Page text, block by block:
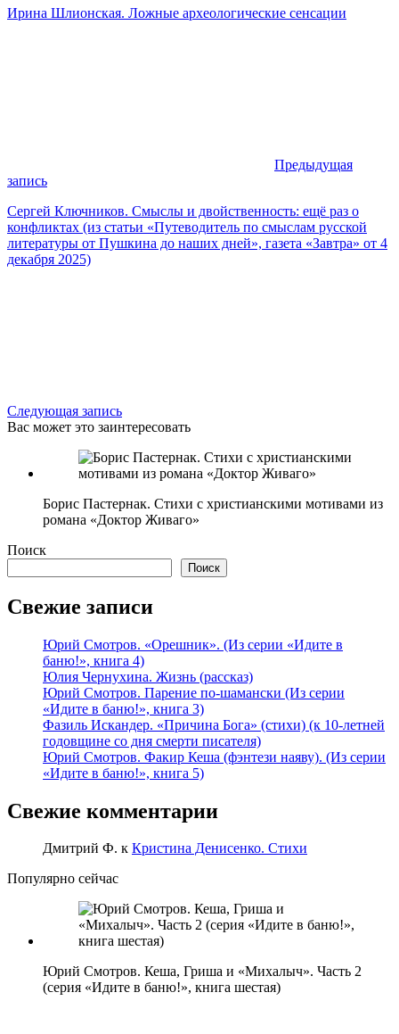
Ирина Шлионская. Ложные археологические сенсации
Предыдущая
запись
Сергей Ключников. Смыслы и двойственность: ещё раз о
конфликтах (из статьи «Путеводитель по смыслам русской
литературы от Пушкина до наших дней», газета «Завтра» от 4
декабря 2025)
Следующая запись
Вас может это заинтересовать
Борис Пастернак. Стихи с христианскими мотивами из
романа «Доктор Живаго»
Поиск
Поиск
Свежие записи
Юрий Смотров. «Орешник». (Из серии «Идите в
баню!», книга 4)
Юлия Чернухина. Жизнь (рассказ)
Юрий Смотров. Парение по-шамански (Из серии
«Идите в баню!», книга 3)
Фазиль Искандер. «Причина Бога» (стихи) (к 10-летней
годовщине со дня смерти писателя)
Юрий Смотров. Факир Кеша (фэнтези наяву). (Из серии
«Идите в баню!», книга 5)
Свежие комментарии
Дмитрий Ф. к Кристина Денисенко. Стихи
Популярно сейчас
Юрий Смотров. Кеша, Гриша и «Михалыч». Часть 2
(серия «Идите в баню!», книга шестая)